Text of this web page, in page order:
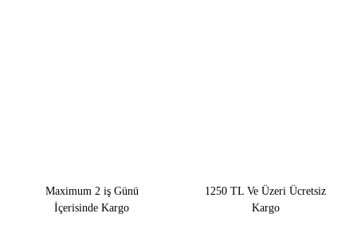
Maximum 2 iş Günü
İçerisinde Kargo
1250 TL Ve Üzeri Ücretsiz
Kargo